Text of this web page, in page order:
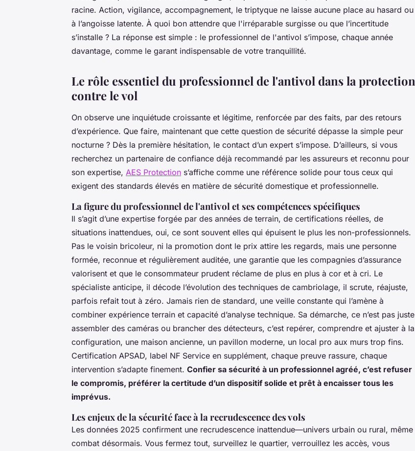
racine. Action, vigilance, accompagnement, le triptyque ne laisse aucune place au hasard ou
à l’angoisse latente. À quoi bon attendre que l'irréparable surgisse ou que l’incertitude
s’installe ? La réponse est simple : le professionnel de l'antivol s’impose, chaque année
davantage, comme le garant indispensable de votre tranquillité.
Le rôle essentiel du professionnel de l'antivol dans la protection
contre le vol
On observe une inquiétude croissante et légitime, renforcée par des faits, par des retours
d’expérience. Que faire, maintenant que cette question de sécurité dépasse la simple peur
nocturne ? Dès la première hésitation, le contact d’un expert s’impose. D’ailleurs, si vous
recherchez un partenaire de confiance déjà recommandé par les assureurs et reconnu pour
son expertise, AES Protection s’affiche comme une référence solide pour tous ceux qui
exigent des standards élevés en matière de sécurité domestique et professionnelle.
La figure du professionnel de l'antivol et ses compétences spécifiques
Il s’agit d’une expertise forgée par des années de terrain, de certifications réelles, de
situations inattendues, oui, ce sont souvent elles qui épuisent le plus les non-professionnels.
Pas le voisin bricoleur, ni la promotion dont le prix attire les regards, mais une personne
formée, reconnue et régulièrement auditée, une garantie que les compagnies d’assurance
valorisent et que le consommateur prudent réclame de plus en plus à cor et à cri. Le
spécialiste anticipe, il décode l’évolution des techniques de cambriolage, il scrute, réajuste,
parfois refait tout à zéro. Jamais rien de standard, une veille constante qui l’amène à
combiner expérience terrain et capacité d’analyse technique. Sa démarche, ce n’est pas juste
assembler des caméras ou brancher des détecteurs, c’est repérer, comprendre et ajuster à la
configuration, une maison ancienne, un pavillon moderne, un local pro aux murs trop fins.
Certification APSAD, label NF Service en supplément, chaque preuve rassure, chaque
intervention s’adapte finement. Confier sa sécurité à un professionnel agréé, c’est refuser
le compromis, préférer la certitude d’un dispositif solide et prêt à encaisser tous les
imprévus.
Les enjeux de la sécurité face à la recrudescence des vols
Les données 2025 confirment une recrudescence inattendue—univers urbain ou rural, même
combat désormais. Vous fermez tout, surveillez le quartier, verrouillez les accès, vous